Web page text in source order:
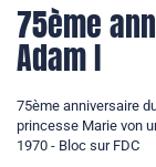
75ème
Adam I
75ème anniversaire
princesse Marie von
1970 - Bloc sur FDC